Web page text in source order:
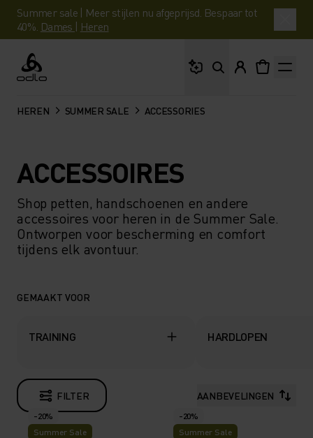
Summer sale | Meer stijlen nu afgeprijsd. Bespaar tot
40%. Dames | Heren
Odlo
HEREN SUMMER SALE ACCESSORIES
ACCESSOIRES
Shop petten, handschoenen en andere
accessoires voor heren in de Summer Sale.
Ontworpen voor bescherming en comfort
tijdens elk avontuur.
GEMAAKT VOOR
TRAINING HARDLOPEN
FILTER AANBEVELINGEN
-20%
Summer Sale
-20%
Summer Sale